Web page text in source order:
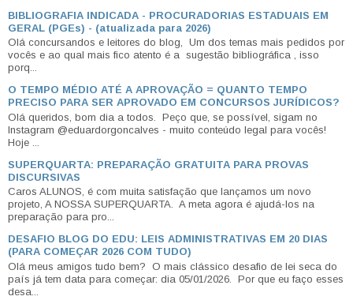
BIBLIOGRAFIA INDICADA - PROCURADORIAS ESTADUAIS EM
GERAL (PGEs) - (atualizada para 2026)
Olá concursandos e leitores do blog, Um dos temas mais pedidos por
vocês e ao qual mais fico atento é a sugestão bibliográfica , isso
porq...
O TEMPO MÉDIO ATÉ A APROVAÇÃO = QUANTO TEMPO
PRECISO PARA SER APROVADO EM CONCURSOS JURÍDICOS?
Olá queridos, bom dia a todos. Peço que, se possível, sigam no
Instagram @eduardorgoncalves - muito conteúdo legal para vocês!
Hoje ...
SUPERQUARTA: PREPARAÇÃO GRATUITA PARA PROVAS
DISCURSIVAS
Caros ALUNOS, é com muita satisfação que lançamos um novo
projeto, A NOSSA SUPERQUARTA. A meta agora é ajudá-los na
preparação para pro...
DESAFIO BLOG DO EDU: LEIS ADMINISTRATIVAS EM 20 DIAS
(PARA COMEÇAR 2026 COM TUDO)
Olá meus amigos tudo bem? O mais clássico desafio de lei seca do
país já tem data para começar: dia 05/01/2026. Por que eu faço esses
desa...